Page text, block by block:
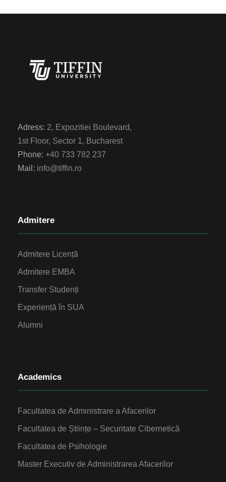
Adress: 2, Expozitiei Boulevard,
1st Floor, Sector 1, Bucharest
Phone: +40 733 782 237
Mail: info@tiffin.ro
Admitere
Admitere Licență
Admitere EMBA
Transfer Studenți
Experiență în SUA
Alumni
Academics
Facultatea de Administrare a Afacerilor
Facultatea de Științe – Securitate Cibernetică
Facultatea de Psihologie
Master Executiv de Administrarea Afacerilor